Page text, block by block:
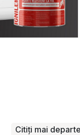
Citiți mai